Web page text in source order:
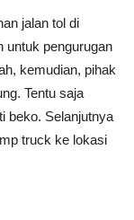
jalan tol di
untuk pengurugan
kemudian, pihak
Tentu saja
beko. Selanjutnya
truck ke lokasi